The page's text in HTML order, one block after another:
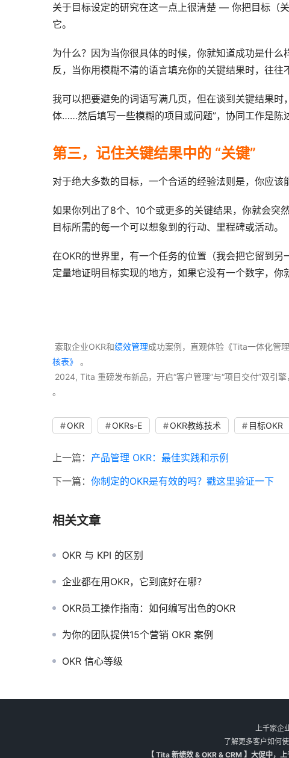
关于目标设定的研究在这一点上很清楚 — 你把目标（
它。
为什么？因为当你很具体的时候，你就知道成功是什
反，当你用模糊不清的语言填充你的关键结果时，往往
我可以把要避免的词语写满几页，但在谈到关键结果
体……然后填写一些模糊的项目或问题”，协同工作是陈
第三，记住关键结果中的 “关键”
对于绝大多数的目标，一个合适的经验法则是，你应该
如果你列出了8个、10个或更多的关键结果，你就会突
目标所需的每一个可以想象到的行动、里程碑或活动。
在OKR的世界里，有一个任务的位置（我会把它留到
定量地证明目标实现的地方，如果它没有一个数字，你
索取企业OKR和绩效管理成功案例，直观体验《Tita一体化管
核表》
。
2024, Tita 重磅发布新品，开启“客户管理”与“项目交付”双引
。
OKR OKRs-E OKR教练技术 目标OKR
上一篇： 产品管理 OKR：最佳实践和示例
下一篇： 你制定的OKR是有效的吗？戳这里验证一下
相关文章
OKR 与 KPI 的区别
企业都在用OKR，它到底好在哪？
OKR员工操作指南：如何编写出色的OKR
为你的团队提供15个营销 OKR 案例
OKR 信心等级
上千家企
了解更多客户如何
【 Tita 新绩效 & OKR & CRM 】大促中，